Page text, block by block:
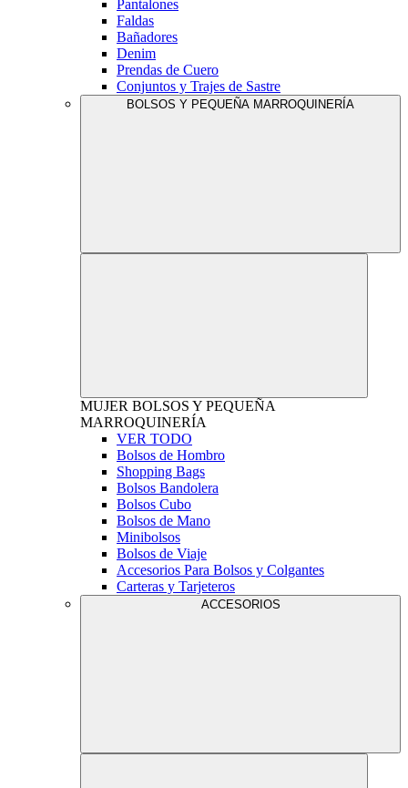
Pantalones
Faldas
Bañadores
Denim
Prendas de Cuero
Conjuntos y Trajes de Sastre
BOLSOS Y PEQUEÑA MARROQUINERÍA
MUJER BOLSOS Y PEQUEÑA
MARROQUINERÍA
VER TODO
Bolsos de Hombro
Shopping Bags
Bolsos Bandolera
Bolsos Cubo
Bolsos de Mano
Minibolsos
Bolsos de Viaje
Accesorios Para Bolsos y Colgantes
Carteras y Tarjeteros
ACCESORIOS